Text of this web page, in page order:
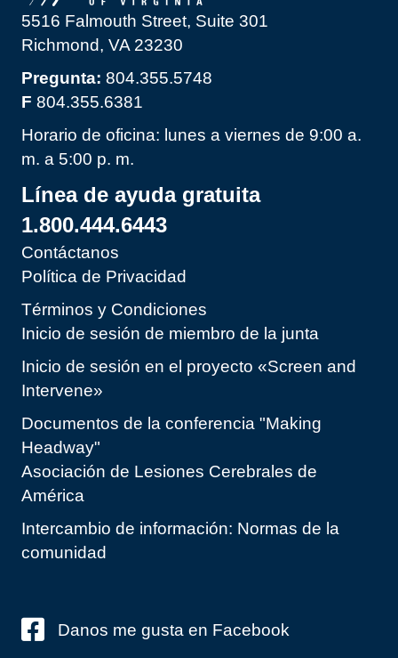
5516 Falmouth Street, Suite 301
Richmond, VA 23230
Pregunta: 804.355.5748
F 804.355.6381
Horario de oficina: lunes a viernes de 9:00 a.
m. a 5:00 p. m.
Línea de ayuda gratuita
1.800.444.6443
Contáctanos
Política de Privacidad
Términos y Condiciones
Inicio de sesión de miembro de la junta
Inicio de sesión en el proyecto «Screen and
Intervene»
Documentos de la conferencia "Making
Headway"
Asociación de Lesiones Cerebrales de
América
Intercambio de información: Normas de la
comunidad
Danos me gusta en Facebook